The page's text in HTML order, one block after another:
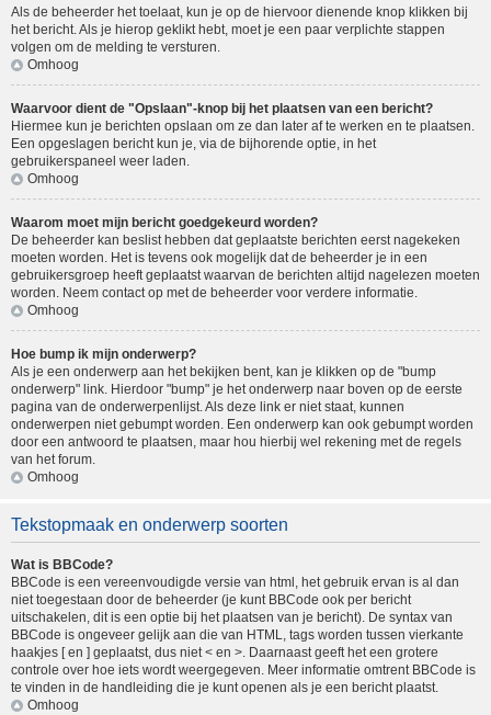
Als de beheerder het toelaat, kun je op de hiervoor dienende knop klikken bij
het bericht. Als je hierop geklikt hebt, moet je een paar verplichte stappen
volgen om de melding te versturen.
Omhoog
Waarvoor dient de "Opslaan"-knop bij het plaatsen van een bericht?
Hiermee kun je berichten opslaan om ze dan later af te werken en te plaatsen.
Een opgeslagen bericht kun je, via de bijhorende optie, in het
gebruikerspaneel weer laden.
Omhoog
Waarom moet mijn bericht goedgekeurd worden?
De beheerder kan beslist hebben dat geplaatste berichten eerst nagekeken
moeten worden. Het is tevens ook mogelijk dat de beheerder je in een
gebruikersgroep heeft geplaatst waarvan de berichten altijd nagelezen moeten
worden. Neem contact op met de beheerder voor verdere informatie.
Omhoog
Hoe bump ik mijn onderwerp?
Als je een onderwerp aan het bekijken bent, kan je klikken op de "bump
onderwerp" link. Hierdoor "bump" je het onderwerp naar boven op de eerste
pagina van de onderwerpenlijst. Als deze link er niet staat, kunnen
onderwerpen niet gebumpt worden. Een onderwerp kan ook gebumpt worden
door een antwoord te plaatsen, maar hou hierbij wel rekening met de regels
van het forum.
Omhoog
Tekstopmaak en onderwerp soorten
Wat is BBCode?
BBCode is een vereenvoudigde versie van html, het gebruik ervan is al dan
niet toegestaan door de beheerder (je kunt BBCode ook per bericht
uitschakelen, dit is een optie bij het plaatsen van je bericht). De syntax van
BBCode is ongeveer gelijk aan die van HTML, tags worden tussen vierkante
haakjes [ en ] geplaatst, dus niet < en >. Daarnaast geeft het een grotere
controle over hoe iets wordt weergegeven. Meer informatie omtrent BBCode is
te vinden in de handleiding die je kunt openen als je een bericht plaatst.
Omhoog